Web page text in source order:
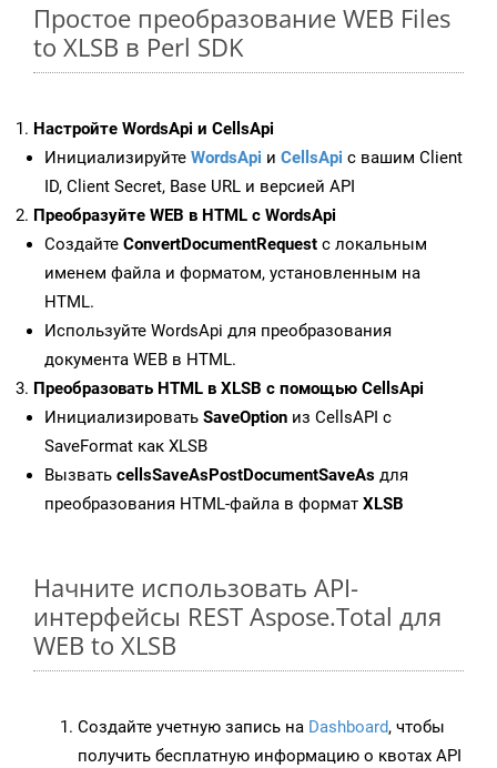
Простое преобразование WEB Files
to XLSB в Perl SDK
Настройте WordsApi и CellsApi
Инициализируйте WordsApi и CellsApi с вашим Client
ID, Client Secret, Base URL и версией API
Преобразуйте WEB в HTML с WordsApi
Создайте ConvertDocumentRequest с локальным
именем файла и форматом, установленным на
HTML.
Используйте WordsApi для преобразования
документа WEB в HTML.
Преобразовать HTML в XLSB с помощью CellsApi
Инициализировать SaveOption из CellsAPI с
SaveFormat как XLSB
Вызвать cellsSaveAsPostDocumentSaveAs для
преобразования HTML-файла в формат XLSB
Начните использовать API-
интерфейсы REST Aspose.Total для
WEB to XLSB
Создайте учетную запись на Dashboard, чтобы
получить бесплатную информацию о квотах API